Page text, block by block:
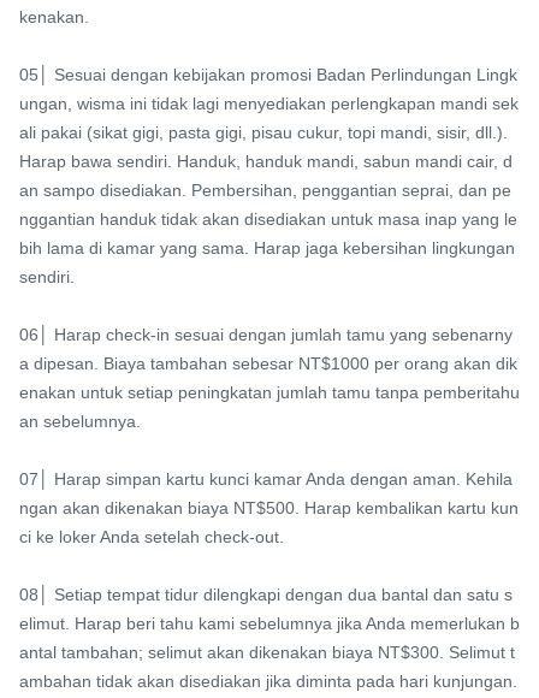
kenakan.
05│ Sesuai dengan kebijakan promosi Badan Perlindungan Lingk
ungan, wisma ini tidak lagi menyediakan perlengkapan mandi sek
ali pakai (sikat gigi, pasta gigi, pisau cukur, topi mandi, sisir, dll.).
Harap bawa sendiri. Handuk, handuk mandi, sabun mandi cair, d
an sampo disediakan. Pembersihan, penggantian seprai, dan pe
nggantian handuk tidak akan disediakan untuk masa inap yang le
bih lama di kamar yang sama. Harap jaga kebersihan lingkungan
sendiri.
06│ Harap check-in sesuai dengan jumlah tamu yang sebenarny
a dipesan. Biaya tambahan sebesar NT$1000 per orang akan dik
enakan untuk setiap peningkatan jumlah tamu tanpa pemberitahu
an sebelumnya.
07│ Harap simpan kartu kunci kamar Anda dengan aman. Kehila
ngan akan dikenakan biaya NT$500. Harap kembalikan kartu kun
ci ke loker Anda setelah check-out.
08│ Setiap tempat tidur dilengkapi dengan dua bantal dan satu s
elimut. Harap beri tahu kami sebelumnya jika Anda memerlukan b
antal tambahan; selimut akan dikenakan biaya NT$300. Selimut t
ambahan tidak akan disediakan jika diminta pada hari kunjungan.